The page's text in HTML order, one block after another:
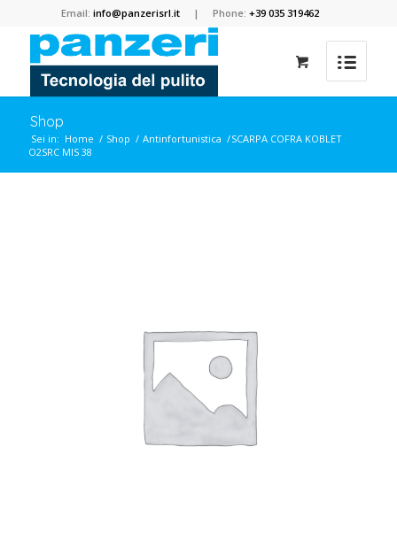
Email:info@panzerisrl.it | Phone:+39 035 319462
Shop
Sei in: Home / Shop / Antinfortunistica /SCARPA COFRA KOBLET
O2SRC MIS 38